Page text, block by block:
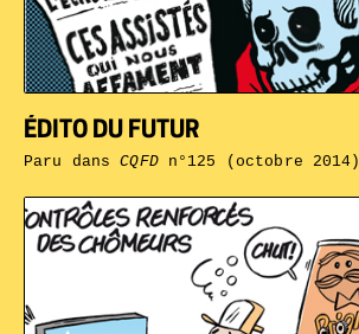
ÉDITO DU FUTUR
Paru dansCQFDn°125 (octobre 2014)